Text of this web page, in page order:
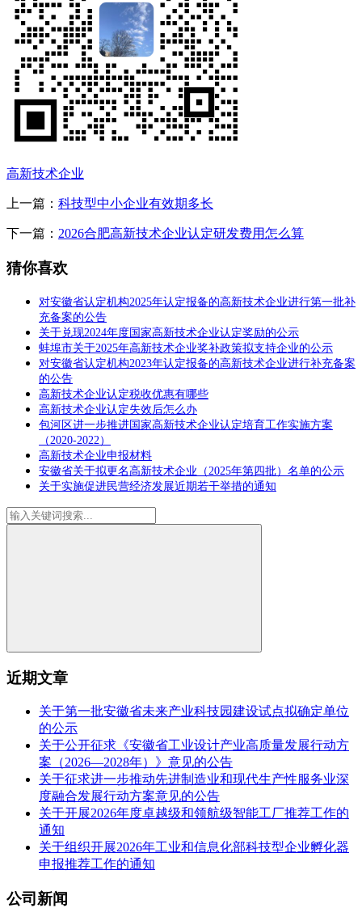
高新技术企业
上一篇： 科技型中小企业有效期多长
下一篇： 2026合肥高新技术企业认定研发费用怎么算
猜你喜欢
对安徽省认定机构2025年认定报备的高新技术企业进行第一批补
充备案的公告
关于兑现2024年度国家高新技术企业认定奖励的公示
蚌埠市关于2025年高新技术企业奖补政策拟支持企业的公示
对安徽省认定机构2023年认定报备的高新技术企业进行补充备案
的公告
高新技术企业认定税收优惠有哪些
高新技术企业认定失效后怎么办
包河区进一步推进国家高新技术企业认定培育工作实施方案
（2020-2022）
高新技术企业申报材料
安徽省关于拟更名高新技术企业（2025年第四批）名单的公示
关于实施促进民营经济发展近期若干举措的通知
近期文章
关于第一批安徽省未来产业科技园建设试点拟确定单位
的公示
关于公开征求《安徽省工业设计产业高质量发展行动方
案（2026—2028年）》意见的公告
关于征求进一步推动先进制造业和现代生产性服务业深
度融合发展行动方案意见的公告
关于开展2026年度卓越级和领航级智能工厂推荐工作的
通知
关于组织开展2026年工业和信息化部科技型企业孵化器
申报推荐工作的通知
公司新闻